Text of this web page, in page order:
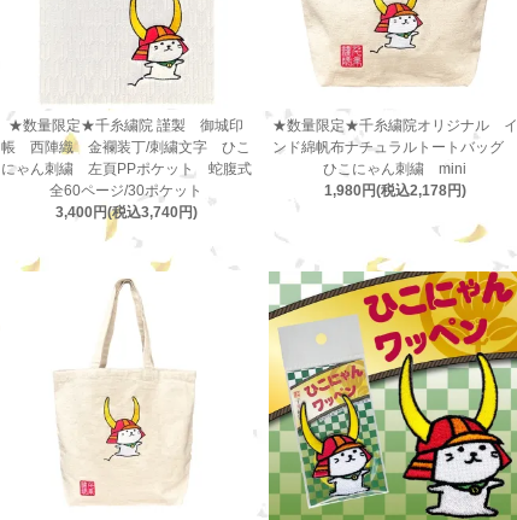
★数量限定★千糸繍院 謹製 御城印
帳 西陣織 金襴装丁/刺繍文字 ひこ
にゃん刺繍 左頁PPポケット 蛇腹式
全60ページ/30ポケット
3,400円(税込3,740円)
★数量限定★千糸繍院オリジナル イ
ンド綿帆布ナチュラルトートバッグ
ひこにゃん刺繍 mini
1,980円(税込2,178円)